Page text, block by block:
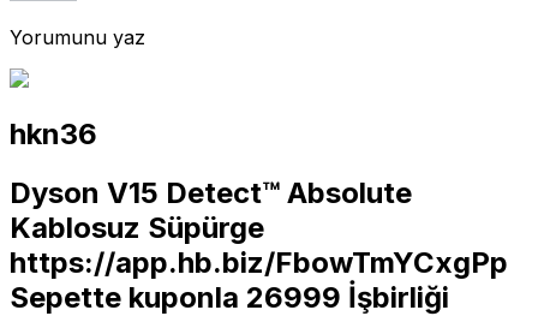
Yorumunu yaz
hkn36
Dyson V15 Detect™ Absolute
Kablosuz Süpürge
https://app.hb.biz/FbowTmYCxgPp
Sepette kuponla 26999 İşbirliği